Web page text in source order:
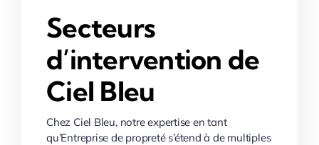
Secteurs
d’intervention de
Ciel Bleu
Chez Ciel Bleu, notre expertise en tant
qu’Entreprise de propreté s’étend à de multiples